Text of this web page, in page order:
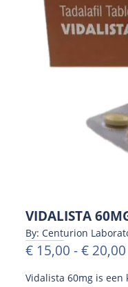
VIDALISTA
By: Centurion
€ 15,00 - € 20,00
Vidalista 60mg is